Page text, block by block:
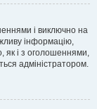
і виключно на
інформацію,
як і з оголошеннями,
адміністратором.